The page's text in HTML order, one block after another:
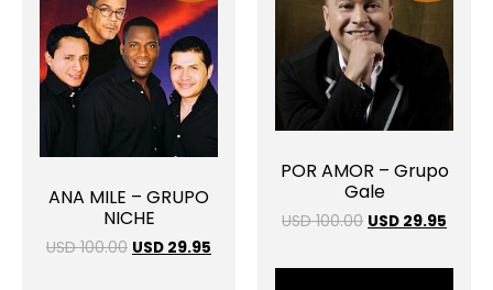
ANA MILE – GRUPO
NICHE
USD 100.00 USD 29.95
POR AMOR – Grupo
Gale
USD 100.00 USD 29.95